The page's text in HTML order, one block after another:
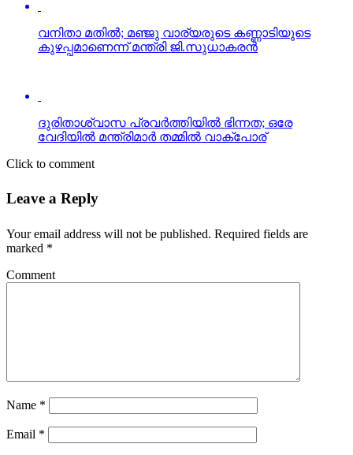
കുഴപ്പമാണെന്ന് മന്ത്രി ജി.സുധാകരന്‍
Leave a Reply
marked *
Email*
Website